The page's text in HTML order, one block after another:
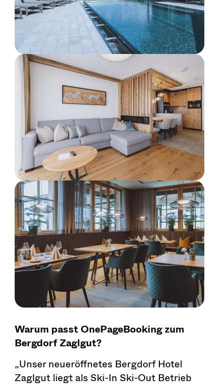
Warum passt OnePageBooking zum
Bergdorf Zaglgut?
„Unser neueröffnetes Bergdorf Hotel
Zaglgut liegt als Ski-In Ski-Out Betrieb